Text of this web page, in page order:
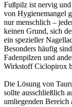
Fußpilz ist nervig
von Hygienemangel
nur menschlich –
keinen Grund, sich
ein spezieller
Besonders häufig
Fadenpilzen und
Wirkstoff Ciclopirox
Die Lösung von
sollte ausschließlich
umliegenden Bereich